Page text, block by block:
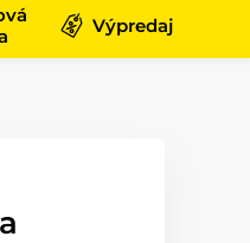
Výpredaj